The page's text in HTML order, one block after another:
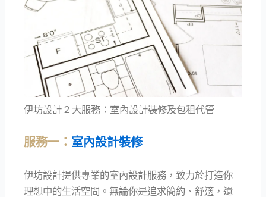
伊坊設計 2 大服務：室內設計裝修及包租代管
服務一： 室內設計裝修
伊坊設計提供專業的室內設計服務，致力於打造你
理想中的生活空間。無論你是追求簡約、舒適，還